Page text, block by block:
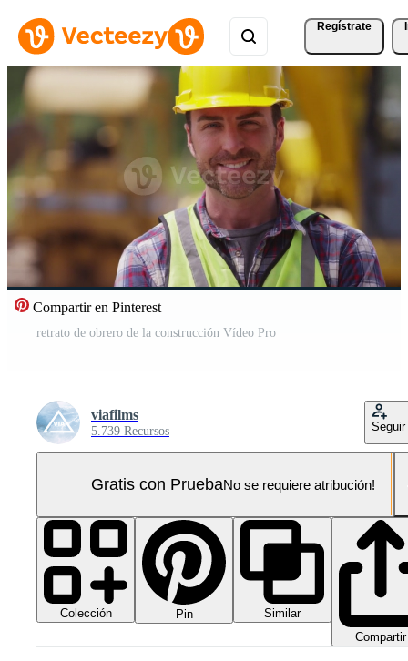
Regístrate
Compartir en Pinterest
retrato de obrero de la construcción Vídeo Pro
viafilms
5.739 Recursos Seguir
Gratis con PruebaNo se requiere atribución!
Colección Pin
Similar
Compartir